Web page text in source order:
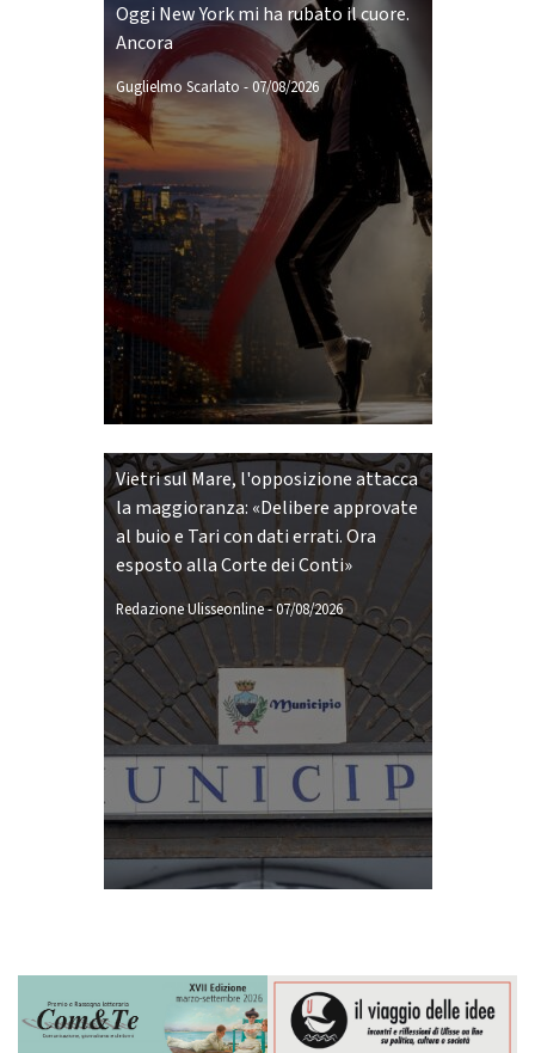
Oggi New York mi ha rubato il cuore.
Ancora
Guglielmo Scarlato -07/08/2026
Vietri sul Mare, l'opposizione attacca
la maggioranza: «Delibere approvate
al buio e Tari con dati errati. Ora
esposto alla Corte dei Conti»
Redazione Ulisseonline-07/08/2026